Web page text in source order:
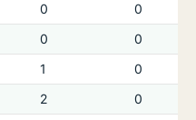
0
0
0
0
1
0
2
0